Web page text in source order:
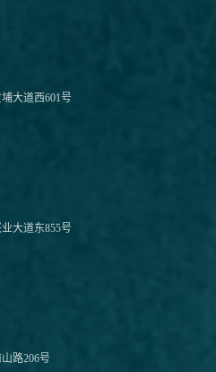
大道西601号
大道东855号
路206号